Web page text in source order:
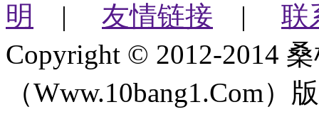
明
| 友情链接 | 联
Copyright © 2012-2014
（Www.10bang1.Com）